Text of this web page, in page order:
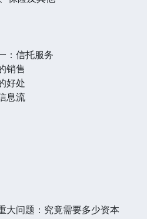
：信托服务
销售
好处
息流
大问题：究竟需要多少资本